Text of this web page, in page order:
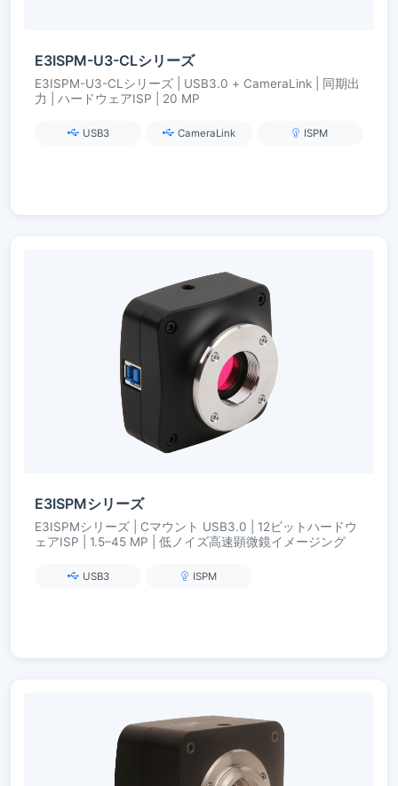
E3ISPM-U3-CLシリーズ
E3ISPM-U3-CLシリーズ | USB3.0 + CameraLink | 同期出
力 | ハードウェアISP | 20 MP
USB3 CameraLink ISPM
E3ISPMシリーズ
E3ISPMシリーズ | Cマウント USB3.0 | 12ビットハードウ
ェアISP | 1.5–45 MP | 低ノイズ高速顕微鏡イメージング
USB3 ISPM